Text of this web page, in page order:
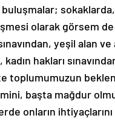
olarak görsem
yeşil alan ve
hakları
toplumumuzun
başta mağdur
onların